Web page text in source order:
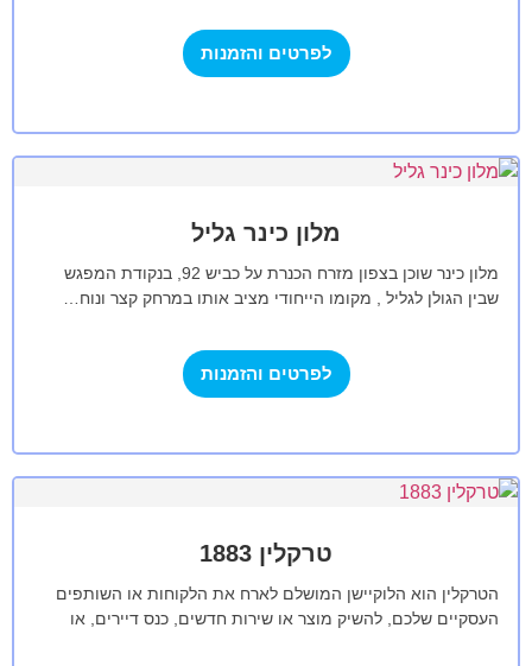
לפרטים והזמנות
מלון כינר גליל
מלון כינר שוכן בצפון מזרח הכנרת על כביש 92, בנקודת המפגש
שבין הגולן לגליל , מקומו הייחודי מציב אותו במרחק קצר ונוח…
לפרטים והזמנות
טרקלין 1883
הטרקלין הוא הלוקיישן המושלם לארח את הלקוחות או השותפים
העסקיים שלכם, להשיק מוצר או שירות חדשים, כנס דיירים, או